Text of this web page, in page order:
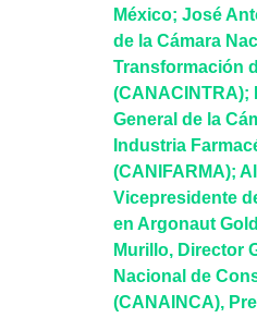
México; José
de la Cámara
Transformación
(CANACINTRA);
General de la
Industria
(CANIFARMA);
Vicepresidente
en Argonaut
Murillo, Director
Nacional de
(CANAINCA),